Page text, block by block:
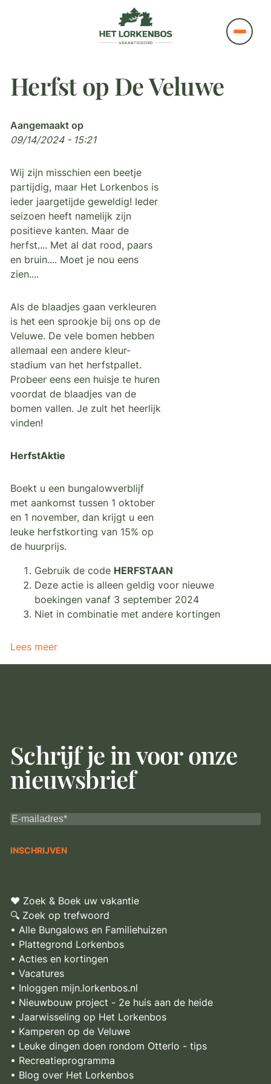
Herfst op De Veluwe
Aangemaakt op
09/14/2024 - 15:21
Wij zijn misschien een beetje
partijdig, maar Het Lorkenbos is
ieder jaargetijde geweldig! Ieder
seizoen heeft namelijk zijn
positieve kanten. Maar de
herfst.... Met al dat rood, paars
en bruin.... Moet je nou eens
zien....
Als de blaadjes gaan verkleuren
is het een sprookje bij ons op de
Veluwe. De vele bomen hebben
allemaal een andere kleur-
stadium van het herfstpallet.
Probeer eens een huisje te huren
voordat de blaadjes van de
bomen vallen. Je zult het heerlijk
vinden!
HerfstAktie
Boekt u een bungalowverblijf
met aankomst tussen 1 oktober
en 1 november, dan krijgt u een
leuke herfstkorting van 15% op
de huurprijs.
Gebruik de code HERFSTAAN
Deze actie is alleen geldig voor nieuwe
boekingen vanaf 3 september 2024
Niet in combinatie met andere kortingen
Lees meer
Schrijf je in voor onze
nieuwsbrief
♥ Zoek & Boek uw vakantie
🔍 Zoek op trefwoord
• Alle Bungalows en Familiehuizen
• Plattegrond Lorkenbos
• Acties en kortingen
• Vacatures
• Inloggen mijn.lorkenbos.nl
• Nieuwbouw project - 2e huis aan de heide
• Jaarwisseling op Het Lorkenbos
• Kamperen op de Veluwe
• Leuke dingen doen rondom Otterlo - tips
• Recreatieprogramma
• Blog over Het Lorkenbos